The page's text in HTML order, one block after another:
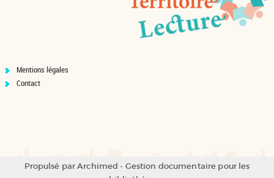
Mentions légales
Contact
Propulsé parArchimed - Gestion documentaire pour les